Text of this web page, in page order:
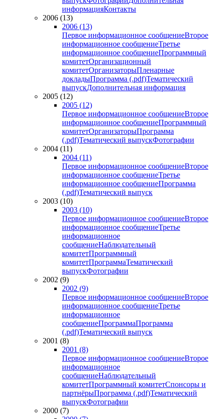
информацияКонтакты
2006 (13)
2006 (13)
Первое информационное сообщениеВторое
информационное сообщениеТретье
информационное сообщениеПрограммный
комитетОрганизационный
комитетОрганизаторыПленарные
докладыПрограмма (.pdf)Тематический
выпускДополнительная информация
2005 (12)
2005 (12)
Первое информационное сообщениеВторое
информационное сообщениеПрограммный
комитетОрганизаторыПрограмма
(.pdf)Тематический выпускФотографии
2004 (11)
2004 (11)
Первое информационное сообщениеВторое
информационное сообщениеТретье
информационное сообщениеПрограмма
(.pdf)Тематический выпуск
2003 (10)
2003 (10)
Первое информационное сообщениеВторое
информационное сообщениеТретье
информационное
сообщениеНаблюдательный
комитетПрограммный
комитетПрограммаТематический
выпускФотографии
2002 (9)
2002 (9)
Первое информационное сообщениеВторое
информационное сообщениеТретье
информационное
сообщениеПрограммаПрограмма
(.pdf)Тематический выпуск
2001 (8)
2001 (8)
Первое информационное сообщениеВторое
информационное
сообщениеНаблюдательный
комитетПрограммный комитетСпонсоры и
партнёрыПрограмма (.pdf)Тематический
выпускФотографии
2000 (7)